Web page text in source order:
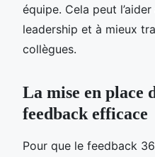
équipe. Cela peut
leadership et à mieux
collègues.
La mise en place
feedback efficace
Pour que le feedback